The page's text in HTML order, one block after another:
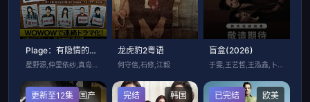
Plage：有隐情的人齐聚的合租屋 龙虎豹2粤语
何守信,石修,江毅
盲盒(2026)
国产
更新至12集 韩国
完结 欧美
已完结